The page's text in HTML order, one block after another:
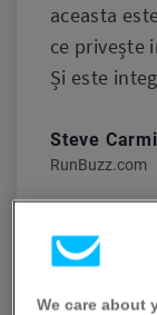
aceasta
ce privește
Și este
Steve
RunBuzz.com
We care about